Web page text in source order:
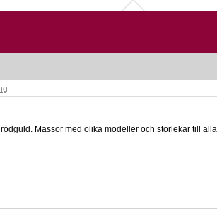
Massor med olika modeller och storlekar till alla